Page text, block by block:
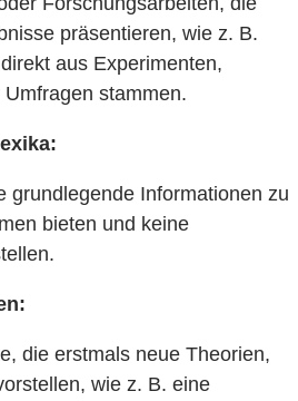
präsentieren, wie z. B.
aus Experimenten,
Umfragen stammen.
grundlegende Informationen zu
bieten und keine
die erstmals neue Theorien,
wie z. B. eine